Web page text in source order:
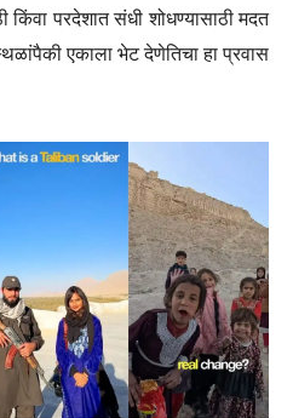
किंवा परदेशात संधी शोधण्यासाठी मदत
एकाला भेट देणेतिचा हा प्रवास